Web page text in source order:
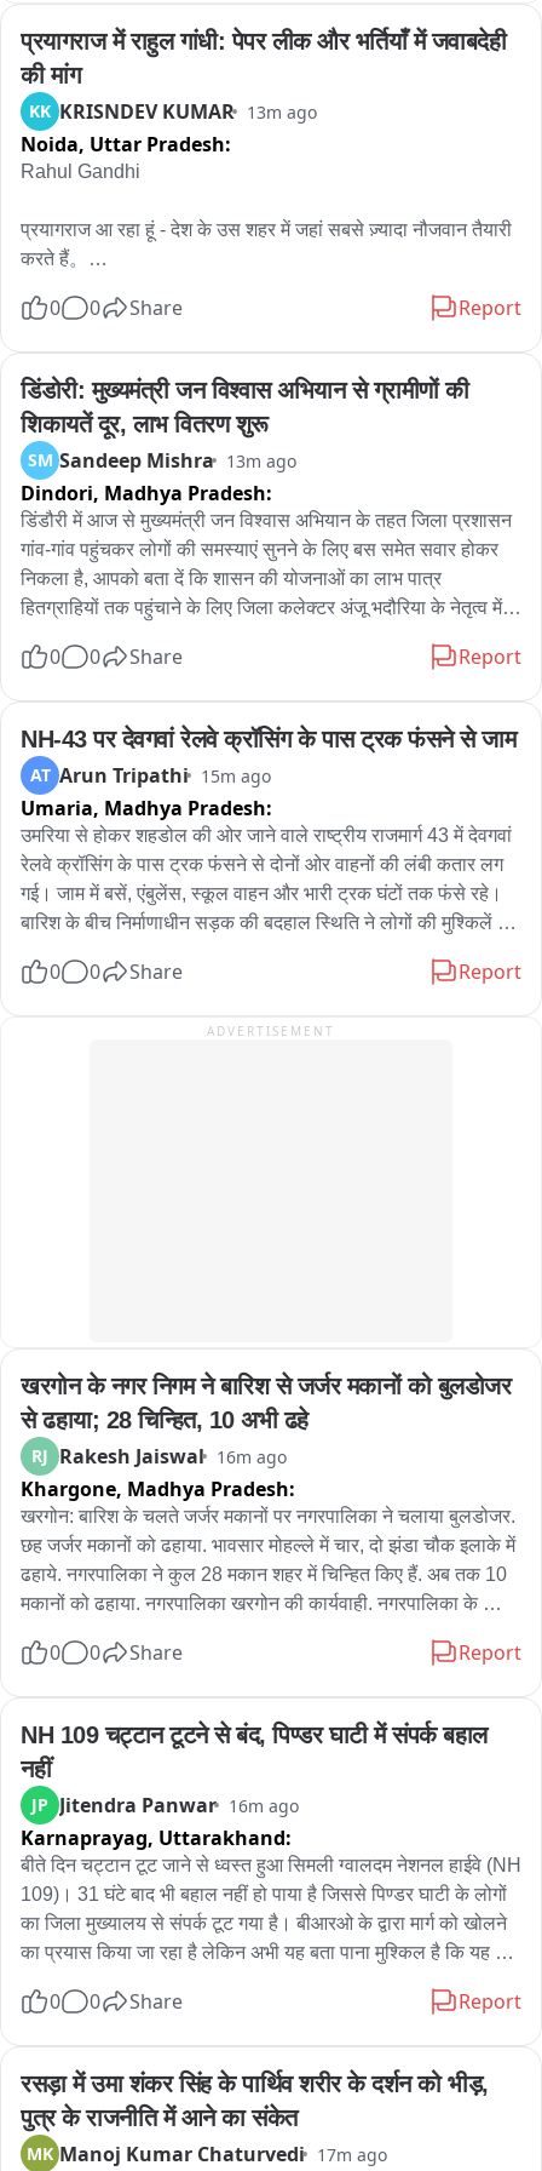
प्रयागराज में राहुल गांधी: पेपर लीक और भर्तियाँ में जवाबदेही
की मांग
KK KRISNDEV KUMAR 13m ago
Noida, Uttar Pradesh:
Rahul Gandhi
प्रयागराज आ रहा हूं - देश के उस शहर में जहां सबसे ज़्यादा नौजवान तैयारी
करते हैं。
एक बात साफ़ है: यहां का हर छात्र जानता है कि system बेईमान हो चुका
आपकी मेहनत का दाम नहीं देती。
पेपर लीक, रुकी भर्तियाँ, सालों का इंतज़ार और जवाबदेही किसी की नहीं。
कोटा में छात्र बोले, देहरादून में फिर आवाज़ उठी और दिल्ली में इन्हीं बच्चों पर
लाठियाँ चलीं - सिर्फ़ सवाल पूछने के लिए। आखिर में एक मंत्री को जाना
पड़ा。
यह सरकार झुकती है बस आवाज़ एक साथ उठनी चाहिए।
कल प्रयागराज में यही बात करने आ रहा हूं। आप भी आइए। 8 अगस्त, शाम
#ChhatronKiGoonj
0 0 Share Report
डिंडोरी: मुख्यमंत्री जन विश्वास अभियान से ग्रामीणों की
शिकायतें दूर, लाभ वितरण शुरू
SM Sandeep Mishra 13m ago
Dindori, Madhya Pradesh:
डिंडौरी में आज से मुख्यमंत्री जन विश्वास अभियान के तहत जिला प्रशासन
गांव-गांव पहुंचकर लोगों की समस्याएं सुनने के लिए बस समेत सवार होकर
निकला है, आपको बता दें कि शासन की योजनाओं का लाभ पात्र
हितग्राहियों तक पहुंचाने के लिए जिला कलेक्टर अंजू भदौरिया के नेतृत्व में
रवाना हुआ, अभियान का मुख्य कार्यक्रम आज अमरपुर के मोहगांव सिधौली में
योजनाओं की समीक्षा के साथ हितग्राहियों को लाभ वितरण, विकास कार्यों
का निरीक्षण कर जनसंवाद किया गया वहीं ग्रामीणों की शिकायतों का मौके
पर निराकरण किया गया । इस अवसर पर कलेक्टर ने छात्रावास और
आंगनबाड़ी का ओचक निरीक्षण कर जानकारी ली.
0 0 Share Report
NH-43 पर देवगवां रेलवे क्रॉसिंग के पास ट्रक फंसने से जाम
AT Arun Tripathi 15m ago
Umaria, Madhya Pradesh:
उमरिया से होकर शहडोल की ओर जाने वाले राष्ट्रीय राजमार्ग 43 में देवगवां
रेलवे क्रॉसिंग के पास ट्रक फंसने से दोनों ओर वाहनों की लंबी कतार लग
गई। जाम में बसें, एंबुलेंस, स्कूल वाहन और भारी ट्रक घंटों तक फंसे रहे।
बारिश के बीच निर्माणाधीन सड़क की बदहाल स्थिति ने लोगों की मुश्किलें
सड़क निर्माण कार्य में तेजी और स्थायी समाधान की मांग की। पुलिस ने मौके
0 0 Share Report
ADVERTISEMENT
खरगोन के नगर निगम ने बारिश से जर्जर मकानों को बुलडोजर
से ढहाया; 28 चिन्हित, 10 अभी ढहे
RJ Rakesh Jaiswal 16m ago
Khargone, Madhya Pradesh:
खरगोन: बारिश के चलते जर्जर मकानों पर नगरपालिका ने चलाया बुलडोजर.
छह जर्जर मकानों को ढहाया. भावसार मोहल्ले में चार, दो झंडा चौक इलाके में
ढहाये. नगरपालिका ने कुल 28 मकान शहर में चिन्हित किए हैं. अब तक 10
मकानों को ढहाया. नगरपालिका खरगोन की कार्यवाही. नगरपालिका के
गए थे. सभी को आठ-आठ नोटिस दे दिए गए हैं. अब मकानों तोड़ने की
तोड़ दिए हैं. कुछ लोग खुद मकान, दुकानदार हटा रहे हैं. नहीं हटाए तो आगे भी
कार्यवाही जारी रहेगी. आज जेसीबी से हटाने मकान खरगोन के शिवडोला मार्ग
में भी आ रहे थे.
0 0 Share Report
NH 109 चट्टान टूटने से बंद, पिण्डर घाटी में संपर्क बहाल
नहीं
JP Jitendra Panwar 16m ago
Karnaprayag, Uttarakhand:
बीते दिन चट्टान टूट जाने से ध्वस्त हुआ सिमली ग्वालदम नेशनल हाईवे (NH
109)। 31 घंटे बाद भी बहाल नहीं हो पाया है जिससे पिण्डर घाटी के लोगों
का जिला मुख्यालय से संपर्क टूट गया है। बीआरओ के द्वारा मार्ग को खोलने
का प्रयास किया जा रहा है लेकिन अभी यह बता पाना मुश्किल है कि यह
जोखिम में डालकर पैदल ही आवाजाही करने को मजबूर हैं। चट्टान खिसकने
है। बताया जा रहा है कि आज शाम तक बिजली की व्यवस्था बहाल कर दी
जाएगी। इसके लिए बिजली विभाग के 18 कर्मचारी लाइन ठीक कर रहे हैं।
बताया जा रहा है कि इस आपदा में बिजली विभाग को 10 से 12 लाख का
नुकसान हुआ है。
0 0 Share Report
रसड़ा में उमा शंकर सिंह के पार्थिव शरीर के दर्शन को भीड़,
पुत्र के राजनीति में आने का संकेत
MK Manoj Kumar Chaturvedi 17m ago